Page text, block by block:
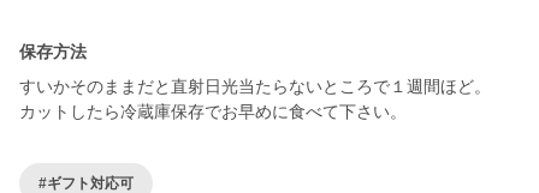
保存方法
すいかそのままだと直射日光当たらないところで１週間ほど。
カットしたら冷蔵庫保存でお早めに食べて下さい。
#ギフト対応可